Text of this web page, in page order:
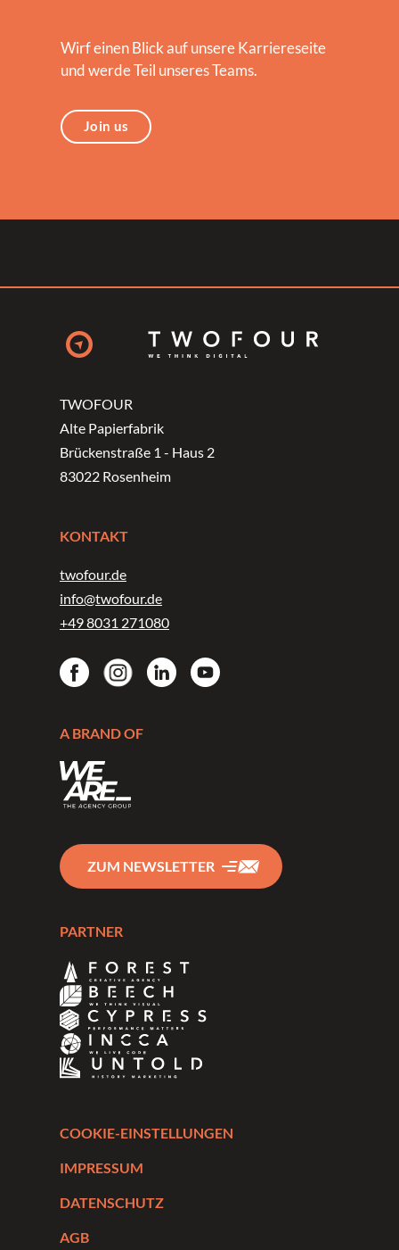
Wirf einen Blick auf unsere Karriereseite
und werde Teil unseres Teams.
Join us
TWOFOUR
Alte Papierfabrik
Brückenstraße 1 - Haus 2
83022 Rosenheim
KONTAKT
twofour.de
info@twofour.de
+49 8031 271080
A BRAND OF
ZUM NEWSLETTER
PARTNER
COOKIE-EINSTELLUNGEN
IMPRESSUM
DATENSCHUTZ
AGB